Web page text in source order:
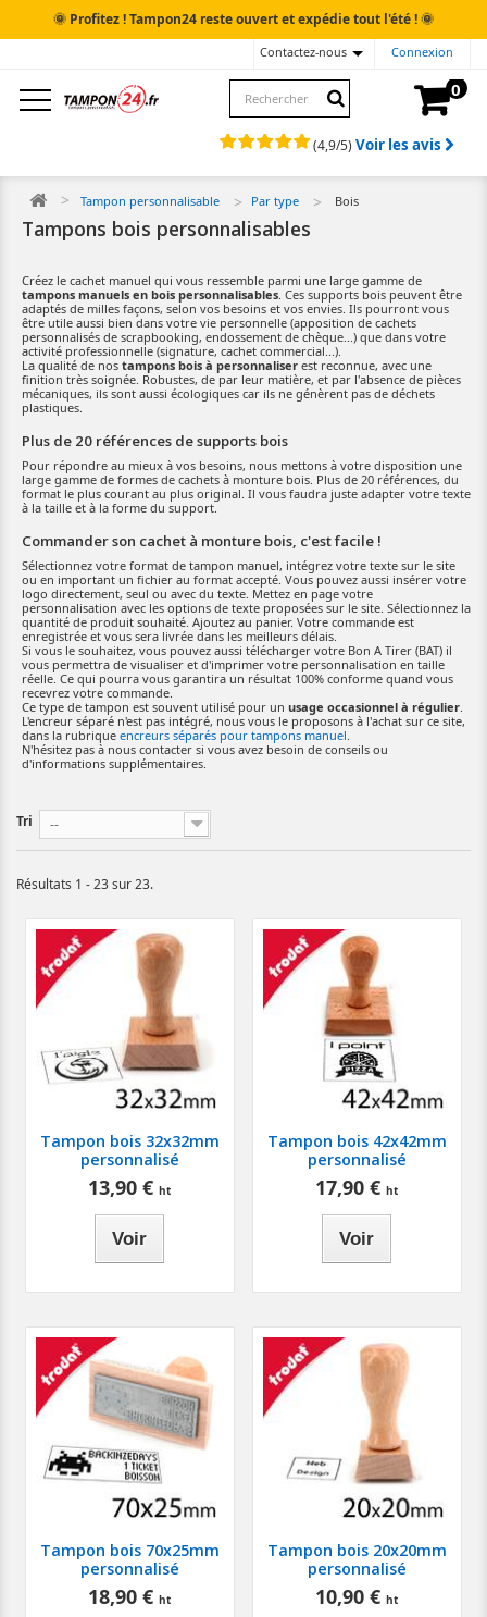
🌞 Profitez ! Tampon24 reste ouvert et expédie tout l'été !🌞
Connexion
Contactez-nous
0
(4,9/5) Voir les avis
Tampon personnalisable Par type Bois
Tampons bois personnalisables
Créez le cachet manuel qui vous ressemble parmi une large gamme de
tampons manuels en bois personnalisables. Ces supports bois peuvent être
adaptés de milles façons, selon vos besoins et vos envies. Ils pourront vous
être utile aussi bien dans votre vie personnelle (apposition de cachets
personnalisés de scrapbooking, endossement de chèque...) que dans votre
activité professionnelle (signature, cachet commercial...).
La qualité de nos tampons bois à personnaliser est reconnue, avec une
finition très soignée. Robustes, de par leur matière, et par l'absence de pièces
mécaniques, ils sont aussi écologiques car ils ne génèrent pas de déchets
plastiques.
Plus de 20 références de supports bois
Pour répondre au mieux à vos besoins, nous mettons à votre disposition une
large gamme de formes de cachets à monture bois. Plus de 20 références, du
format le plus courant au plus original. Il vous faudra juste adapter votre texte
à la taille et à la forme du support.
Commander son cachet à monture bois, c'est facile !
Sélectionnez votre format de tampon manuel, intégrez votre texte sur le site
ou en important un fichier au format accepté. Vous pouvez aussi insérer votre
logo directement, seul ou avec du texte. Mettez en page votre
personnalisation avec les options de texte proposées sur le site. Sélectionnez la
quantité de produit souhaité. Ajoutez au panier. Votre commande est
enregistrée et vous sera livrée dans les meilleurs délais.
Si vous le souhaitez, vous pouvez aussi télécharger votre Bon A Tirer (BAT) il
vous permettra de visualiser et d'imprimer votre personnalisation en taille
réelle. Ce qui pourra vous garantira un résultat 100% conforme quand vous
recevrez votre commande.
Ce type de tampon est souvent utilisé pour un usage occasionnel à régulier.
L'encreur séparé n'est pas intégré, nous vous le proposons à l'achat sur ce site,
dans la rubrique encreurs séparés pour tampons manuel.
N'hésitez pas à nous contacter si vous avez besoin de conseils ou
d'informations supplémentaires.
Tri --
Résultats 1 - 23 sur 23.
Tampon bois 32x32mm
personnalisé
13,90 €
Voir
Tampon bois 42x42mm
personnalisé
17,90 €
Voir
Tampon bois 70x25mm
personnalisé
18,90 €
Tampon bois 20x20mm
personnalisé
10,90 €